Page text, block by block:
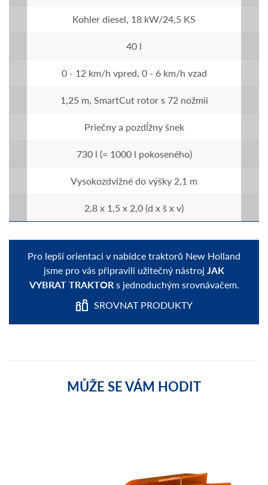
Kohler diesel, 18 kW/24,5 KS
40 l
0 - 12 km/h vpred, 0 - 6 km/h vzad
1,25 m, SmartCut rotor s 72 nožmii
Priečny a pozdĺžny šnek
730 l (= 1000 l pokoseného)
Vysokozdvižné do výšky 2,1 m
2,8 x 1,5 x 2,0 (d x š x v)
Pro lepší orientaci v nabídce traktorů New Holland
jsme pro vás připravili užitečný nástroj JAK
VYBRAT TRAKTORs jednoduchým srovnávačem.
SROVNAT PRODUKTY
MŮŽE SE VÁM HODIT